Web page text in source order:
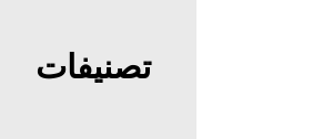
تصنيفات